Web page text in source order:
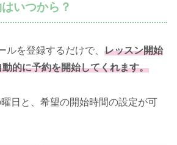
いつから？
ルを登録するだけで、 レッスン開始
的に予約を開始してくれます。
日と、希望の開始時間の設定が可